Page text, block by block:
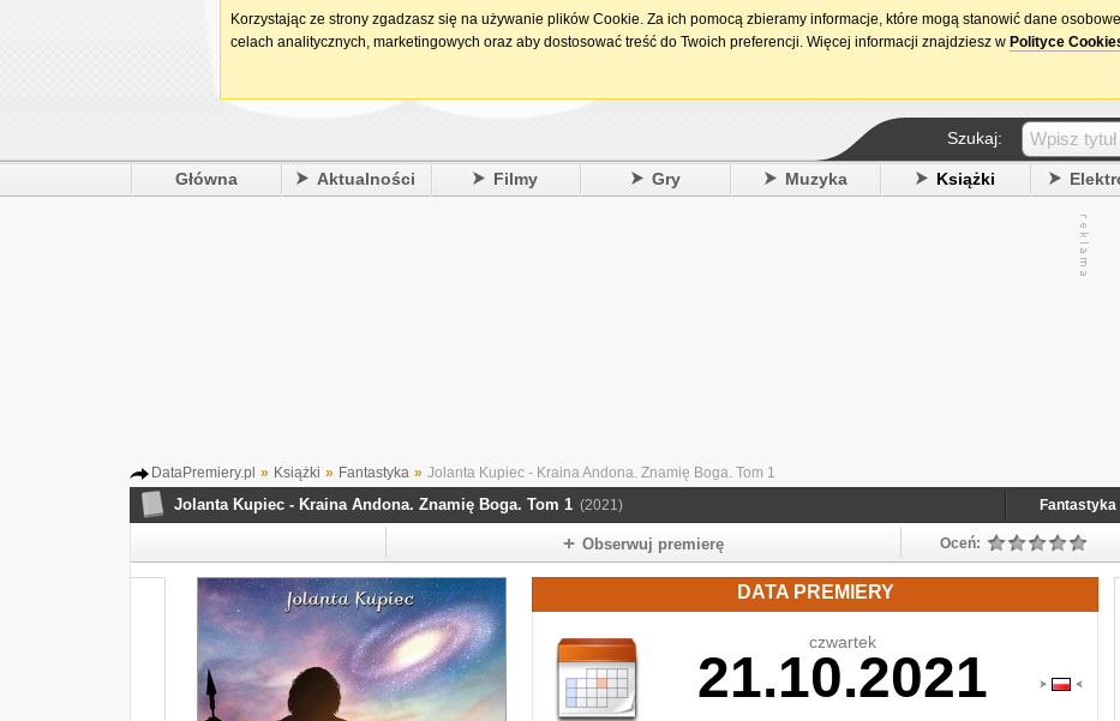
15. urodziny DataPremiery.pl
Szukaj:
Główna Aktualności Filmy Gry Muzyka Książki
DataPremiery.pl » Książki » Fantastyka » Jolanta Kupiec - Kraina Andona. Znamię Boga. Tom 1
Jolanta Kupiec - Kraina Andona. Znamię Boga. Tom 1 (2021) Fantastyka
Obserwuj premierę Oceń:
DATA PREMIERY
czwartek
21.10.2021
Korzystając ze strony zgadzasz się na używanie plików Cookie. Za ich pomocą zbieramy informacje, które mogą stanowić dane
celach analitycznych, marketingowych oraz aby dostosować treść do Twoich preferencji. Więcej informacji znajdziesz w Polityce